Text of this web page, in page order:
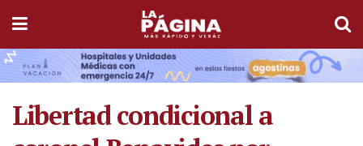
Libertad condicional a